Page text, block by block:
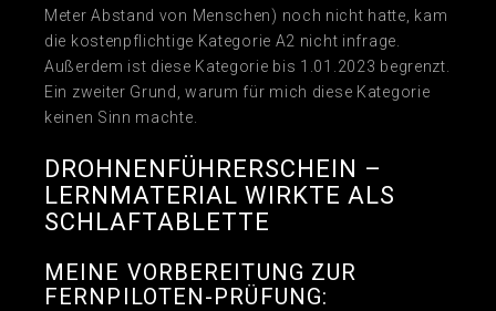
Meter Abstand von Menschen) noch nicht hatte, kam
die kostenpflichtige Kategorie A2 nicht infrage.
Außerdem ist diese Kategorie bis 1.01.2023 begrenzt.
Ein zweiter Grund, warum für mich diese Kategorie
keinen Sinn machte.
DROHNENFÜHRERSCHEIN –
LERNMATERIAL WIRKTE ALS
SCHLAFTABLETTE
MEINE VORBEREITUNG ZUR
FERNPILOTEN-PRÜFUNG: